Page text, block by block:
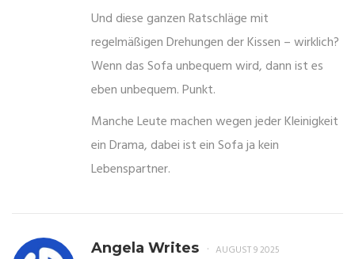
Und diese ganzen Ratschläge mit
regelmäßigen Drehungen der Kissen – wirklich?
Wenn das Sofa unbequem wird, dann ist es
eben unbequem. Punkt.
Manche Leute machen wegen jeder Kleinigkeit
ein Drama, dabei ist ein Sofa ja kein
Lebenspartner.
Angela Writes AUGUST 9 2025